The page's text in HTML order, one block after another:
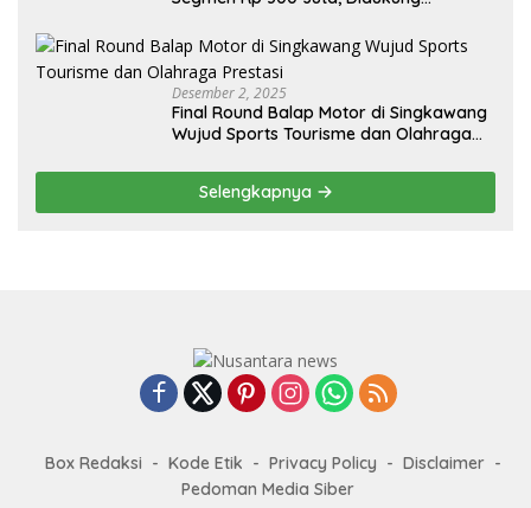
Desember 2, 2025
Final Round Balap Motor di Singkawang
Wujud Sports Tourisme dan Olahraga
Selengkapnya
Box Redaksi Kode Etik Privacy Policy
Disclaimer
Pedoman Media Siber